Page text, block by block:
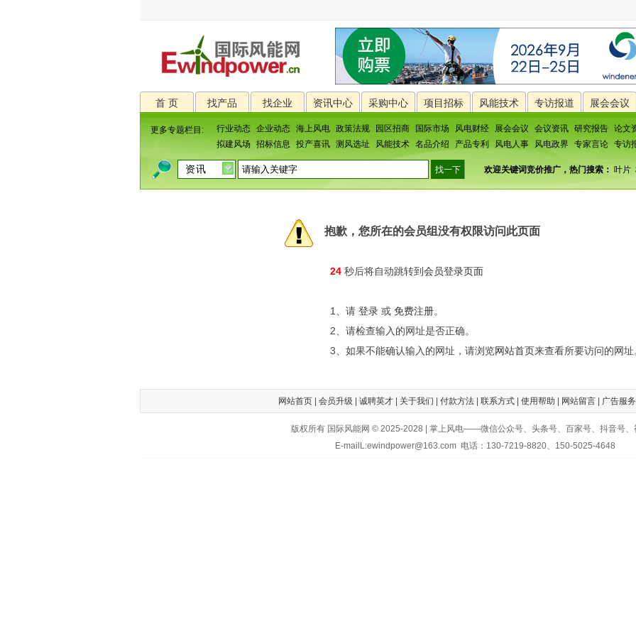
首 页 找产品 找企业 资讯中心 采购中心 项目招标 风能技术 专访报道 展会会议
更多专题栏目: 行业动态 企业动态 海上风电 政策法规 园区招商 国际市场 风电财经 展会会议 会议资讯 研究报告 论文
拟建风场
招标信息 投产喜讯 测风选址 风能技术 名品介绍 产品专利 风电人事 风电政界 专家言论 专访
欢迎关键词竞价推广，热门搜索： 叶片
抱歉，您所在的会员组没有权限访问此页面
24 秒后将自动跳转到会员登录页面
1、请 登录 或 免费注册。
2、请检查输入的网址是否正确。
3、如果不能确认输入的网址，请浏览网站首页来查看所要访问的网址
网站首页| 会员升级 诚聘英才| 关于我们 付款方法| 联系方式| 使用帮助 网站留言| 广告服务
版权所有 国际风能网 © 2025-2028 | 掌上风电——微信公众号、头条号、百家号、抖音号、
E-mailL:ewindpower@163.com 电话：130-7219-8820、150-5025-4648